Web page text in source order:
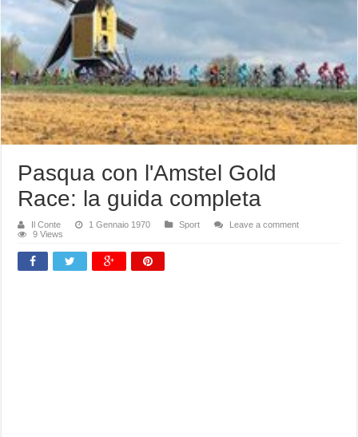
Pasqua con l'Amstel Gold
Race: la guida completa
Il Conte 1 Gennaio 1970 Sport
Leave a comment
9 Views